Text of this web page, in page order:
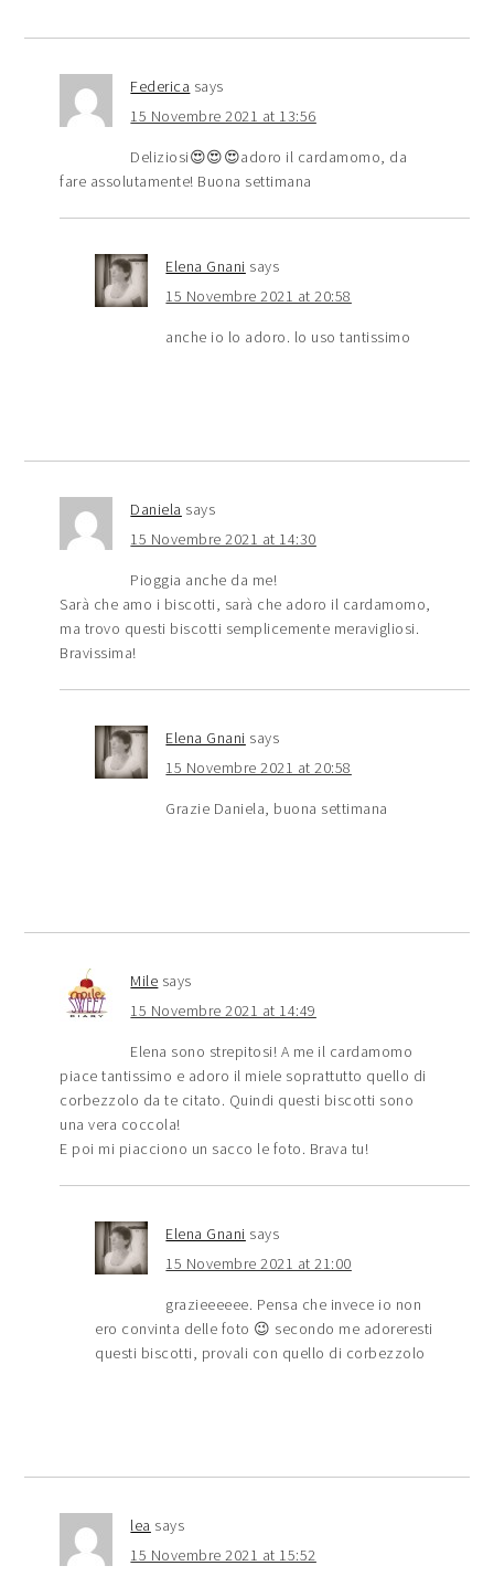
Federica says
15 Novembre 2021 at 13:56
Deliziosi😍😍😍adoro il cardamomo, da
fare assolutamente! Buona settimana
Elena Gnani says
15 Novembre 2021 at 20:58
anche io lo adoro. lo uso tantissimo
Daniela says
15 Novembre 2021 at 14:30
Pioggia anche da me!
Sarà che amo i biscotti, sarà che adoro il cardamomo,
ma trovo questi biscotti semplicemente meravigliosi.
Bravissima!
Elena Gnani says
15 Novembre 2021 at 20:58
Grazie Daniela, buona settimana
Mile says
15 Novembre 2021 at 14:49
Elena sono strepitosi! A me il cardamomo
piace tantissimo e adoro il miele soprattutto quello di
corbezzolo da te citato. Quindi questi biscotti sono
una vera coccola!
E poi mi piacciono un sacco le foto. Brava tu!
Elena Gnani says
15 Novembre 2021 at 21:00
grazieeeeee. Pensa che invece io non
ero convinta delle foto 😉 secondo me adoreresti
questi biscotti, provali con quello di corbezzolo
lea says
15 Novembre 2021 at 15:52